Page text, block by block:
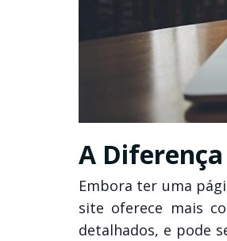
A
Embora ter uma
site oferece mais
detalhados, e pode